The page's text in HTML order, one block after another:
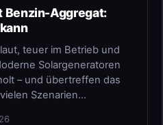
Benzin-Aggregat:
teuer im Betrieb und
Solargeneratoren
– und übertreffen das
Szenarien…